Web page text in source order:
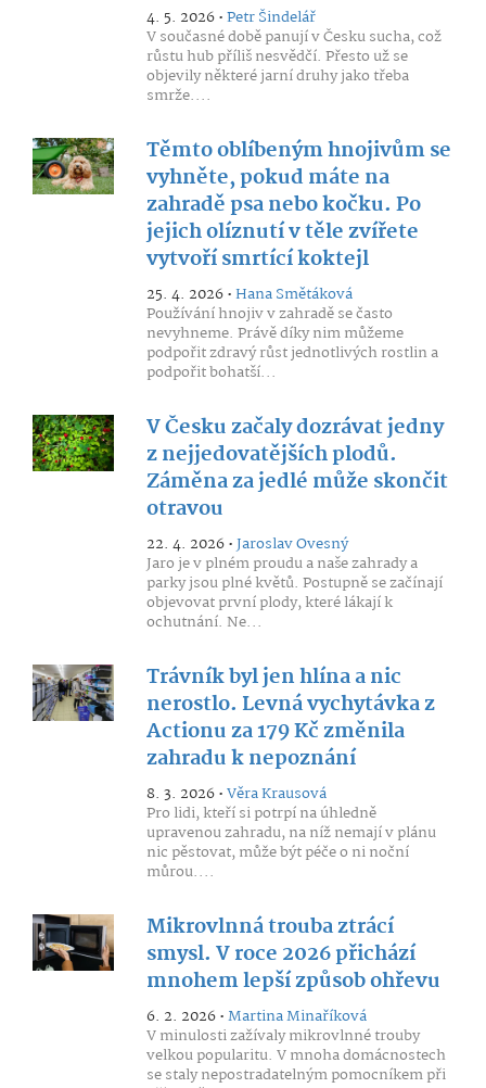
4. 5. 2026 •Petr Šindelář
V současné době panují v Česku sucha, což
růstu hub příliš nesvědčí. Přesto už se
objevily některé jarní druhy jako třeba
smrže....
Těmto oblíbeným hnojivům se
vyhněte, pokud máte na
zahradě psa nebo kočku. Po
jejich olíznutí v těle zvířete
vytvoří smrtící koktejl
25. 4. 2026 •Hana Smětáková
Používání hnojiv v zahradě se často
nevyhneme. Právě díky nim můžeme
podpořit zdravý růst jednotlivých rostlin a
podpořit bohatší...
V Česku začaly dozrávat jedny
z nejjedovatějších plodů.
Záměna za jedlé může skončit
otravou
22. 4. 2026 •Jaroslav Ovesný
Jaro je v plném proudu a naše zahrady a
parky jsou plné květů. Postupně se začínají
objevovat první plody, které lákají k
ochutnání. Ne...
Trávník byl jen hlína a nic
nerostlo. Levná vychytávka z
Actionu za 179 Kč změnila
zahradu k nepoznání
8. 3. 2026 •Věra Krausová
Pro lidi, kteří si potrpí na úhledně
upravenou zahradu, na níž nemají v plánu
nic pěstovat, může být péče o ni noční
můrou....
Mikrovlnná trouba ztrácí
smysl. V roce 2026 přichází
mnohem lepší způsob ohřevu
6. 2. 2026 •Martina Minaříková
V minulosti zažívaly mikrovlnné trouby
velkou popularitu. V mnoha domácnostech
se staly nepostradatelným pomocníkem při